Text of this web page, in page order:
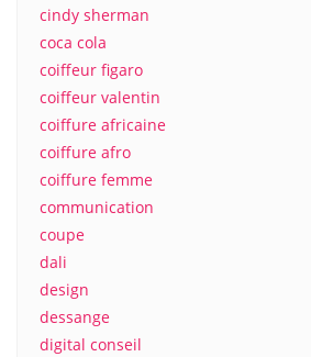
cindy sherman
coca cola
coiffeur figaro
coiffeur valentin
coiffure africaine
coiffure afro
coiffure femme
communication
coupe
dali
design
dessange
digital conseil